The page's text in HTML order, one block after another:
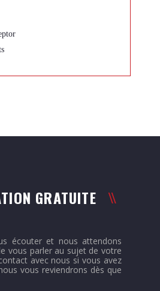
GRATUITE
écouter et nous attendons
vous parler au sujet de votre
avec nous si vous avez
vous reviendrons dès que